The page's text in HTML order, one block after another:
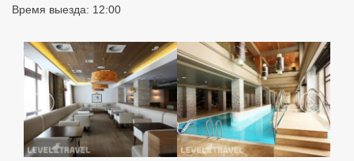
Время выезда: 12:00